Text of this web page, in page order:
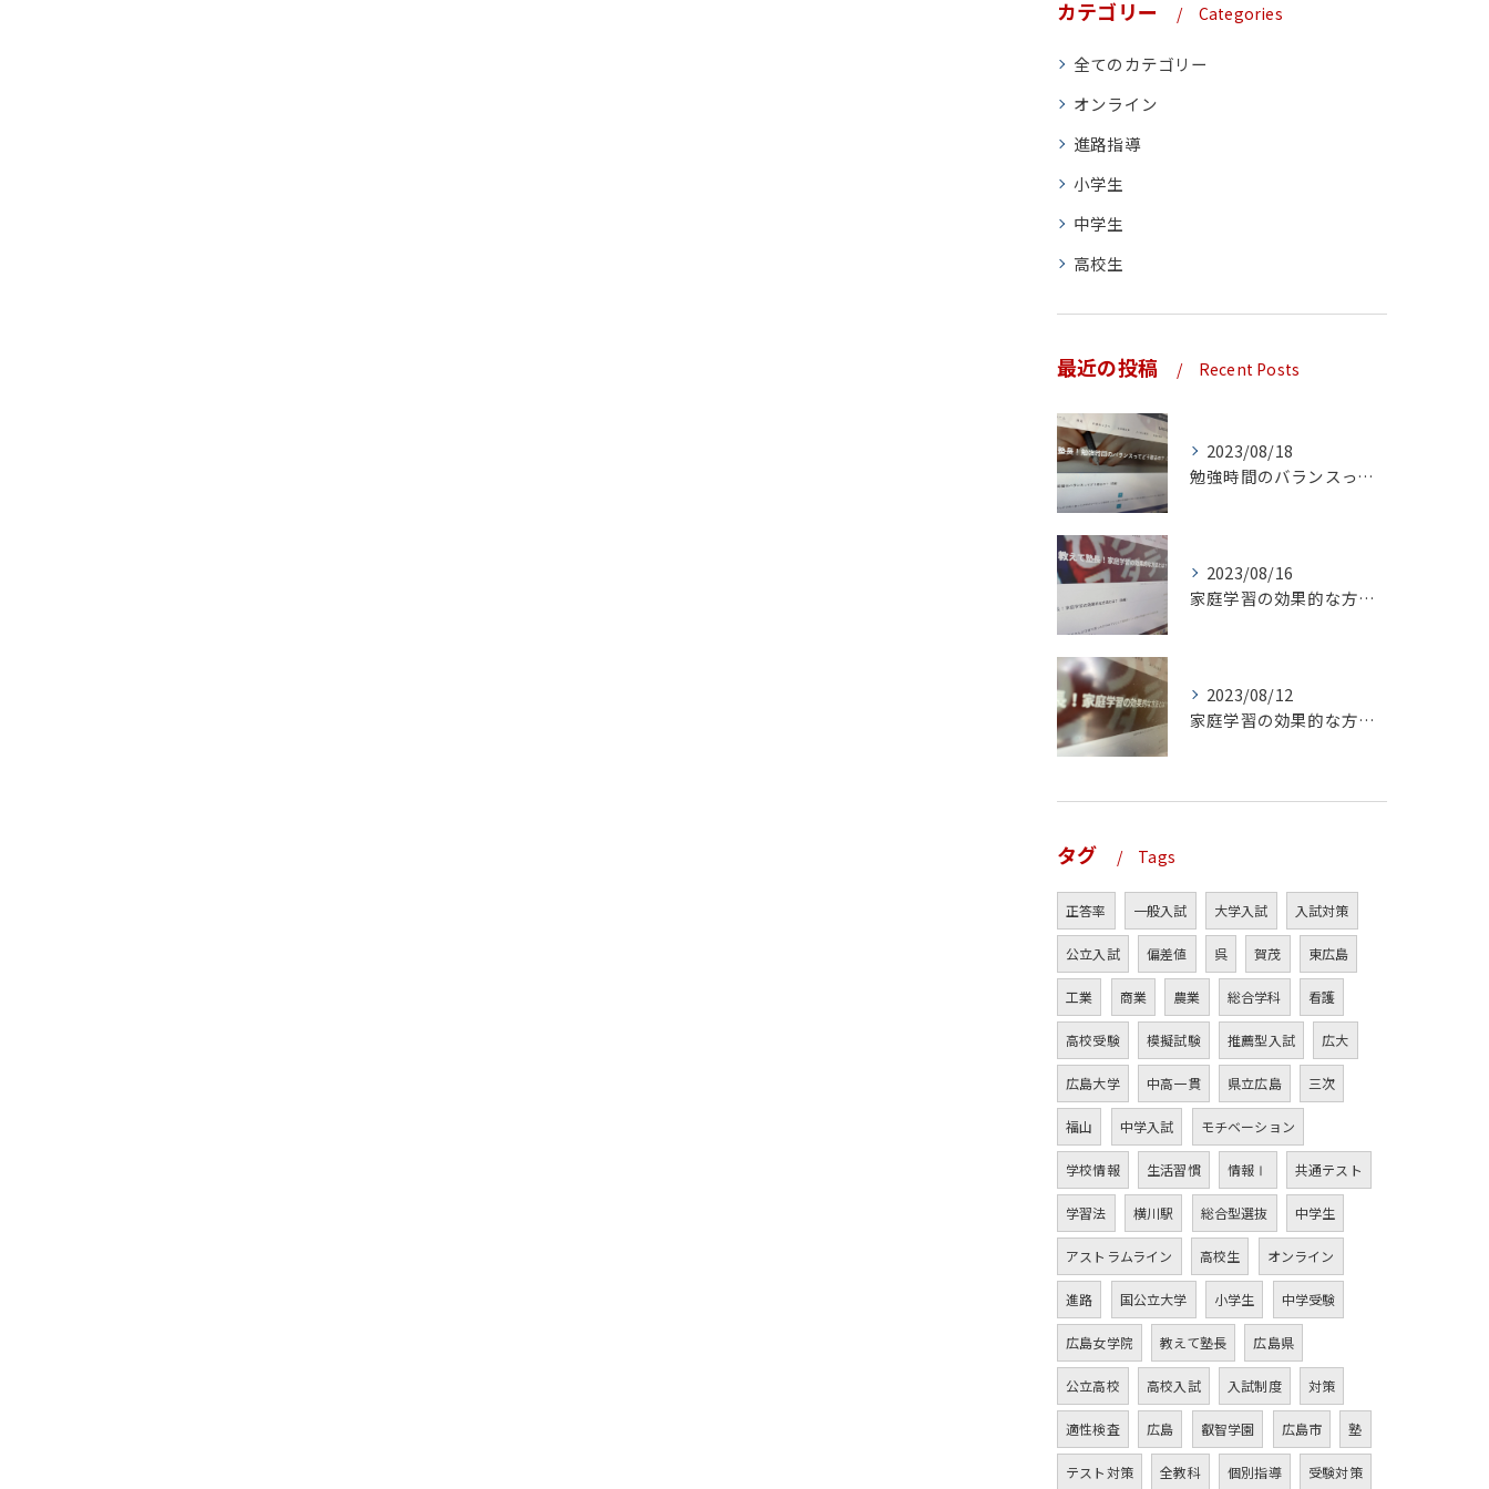
カテゴリー Categories
全てのカテゴリー
オンライン
進路指導
小学生
中学生
高校生
最近の投稿 Recent Posts
2023/08/18
勉強時間のバランスってどう取るの？（前編）
2023/08/16
家庭学習の効果的な方法とは？（後編）
2023/08/12
家庭学習の効果的な方法とは？（前編）
タグ Tags
正答率 一般入試 大学入試 入試対策
公立入試 偏差値 呉 賀茂 東広島
工業 商業 農業 総合学科 看護
高校受験 模擬試験 推薦型入試 広大
広島大学 中高一貫 県立広島 三次
福山 中学入試 モチベーション
学校情報 生活習慣 情報Ⅰ 共通テスト
学習法 横川駅 総合型選抜 中学生
アストラムライン 高校生 オンライン
進路 国公立大学 小学生 中学受験
広島女学院 教えて塾長 広島県
公立高校 高校入試 入試制度 対策
適性検査 広島 叡智学園 広島市 塾
テスト対策 全教科 個別指導 受験対策